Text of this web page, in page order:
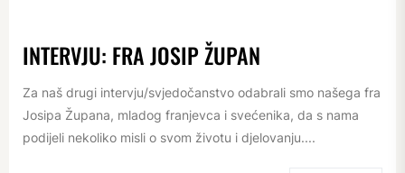
INTERVJU: FRA JOSIP ŽUPAN
Za naš drugi intervju/svjedočanstvo odabrali smo našega fra
Josipa Župana, mladog franjevca i svećenika, da s nama
podijeli nekoliko misli o svom životu i djelovanju....